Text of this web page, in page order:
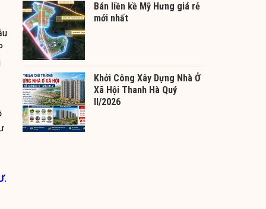
Bán liền kề Mỹ Hưng giá rẻ
mới nhất
Khởi Công Xây Dựng Nhà Ở
Xã Hội Thanh Hà Quý
II/2026